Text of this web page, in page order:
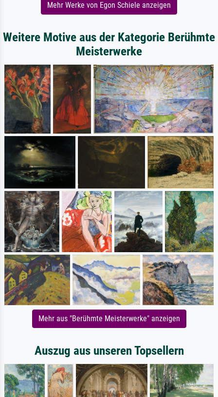
Mehr Werke von Egon Schiele anzeigen
Weitere Motive aus der Kategorie Berühmte
Meisterwerke
Mehr aus "Berühmte Meisterwerke" anzeigen
Auszug aus unseren Topsellern